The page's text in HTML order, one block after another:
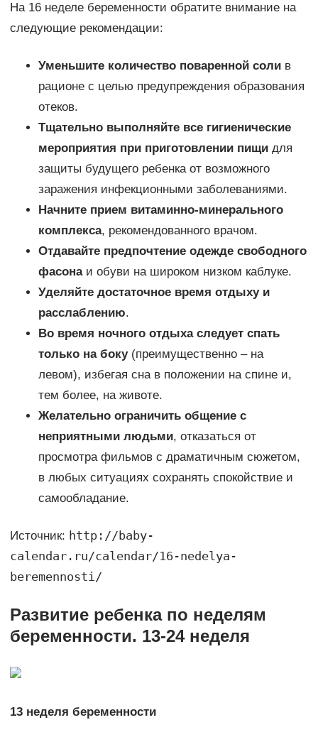
На 16 неделе беременности обратите внимание на
следующие рекомендации:
Уменьшите количество поваренной солив
рационе с целью предупреждения образования
отеков.
Тщательно выполняйте все гигиенические
мероприятия при приготовлении пищидля
защиты будущего ребенка от возможного
заражения инфекционными заболеваниями.
Начните прием витаминно-минерального
комплекса, рекомендованного врачом.
Отдавайте предпочтение одежде свободного
фасонаи обуви на широком низком каблуке.
Уделяйте достаточное время отдыху и
расслаблению.
Во время ночного отдыха следует спать
только на боку(преимущественно – на
левом), избегая сна в положении на спине и,
тем более, на животе.
Желательно ограничить общение с
неприятными людьми, отказаться от
просмотра фильмов с драматичным сюжетом,
в любых ситуациях сохранять спокойствие и
самообладание.
Источник: http://baby-
calendar.ru/calendar/16-nedelya-
beremennosti/
Развитие ребенка по неделям
беременности. 13-24 неделя
13 неделя беременности